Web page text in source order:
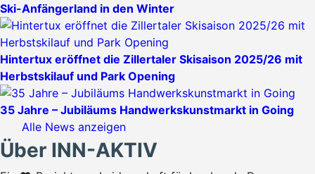
Ski-Anfängerland in den Winter
Hintertux eröffnet die Zillertaler Skisaison 2025/26 mit
Herbstskilauf und Park Opening
35 Jahre – Jubiläums Handwerkskunstmarkt in Going
Alle News anzeigen
Über INN-AKTIV